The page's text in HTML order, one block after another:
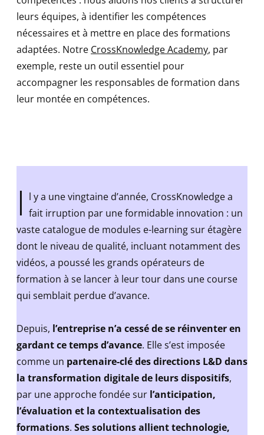
leurs équipes, à identifier les compétences
nécessaires et à mettre en place des formations
adaptées. Notre CrossKnowledge Academy, par
exemple, reste un outil essentiel pour
accompagner les responsables de formation dans
leur montée en compétences.
I l y a une vingtaine d’année, CrossKnowledge a
fait irruption par une formidable innovation : un
vaste catalogue de modules e-learning sur étagère
dont le niveau de qualité, incluant notamment des
vidéos, a poussé les grands opérateurs de
formation à se lancer à leur tour dans une course
qui semblait perdue d’avance.
Depuis, l’entreprise n’a cessé de se réinventer en
gardant ce temps d’avance. Elle s’est imposée
comme un partenaire-clé des directions L&D dans
la transformation digitale de leurs dispositifs,
par une approche fondée sur l’anticipation,
l’évaluation et la contextualisation des
formations. Ses solutions allient technologie,